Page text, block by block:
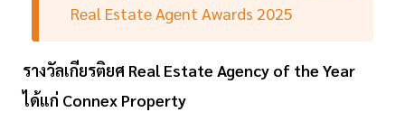
Real Estate Agent Awards 2025
รางวัลเกียรติยศ Real Estate Agency of the Year
ได้แก่ Connex Property